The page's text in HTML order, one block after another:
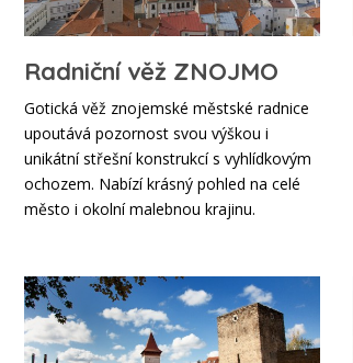
Radniční věž ZNOJMO
Gotická věž znojemské městské radnice
upoutává pozornost svou výškou i
unikátní střešní konstrukcí s vyhlídkovým
ochozem. Nabízí krásný pohled na celé
město i okolní malebnou krajinu.